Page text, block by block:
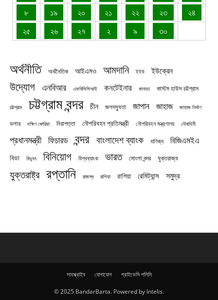
৮
১৯ ২০ ২১ ২২ ২৩
২৪
২৫
২৬ ২৭ ২ ৯ ৩০
অর্থনীতি অর্থনৈতিক আইএমও আমদানি ইইউ ইউক্রেন
উদ্যোগ এনবিআর এফবিসিসিআই কনটেইনার কানাডা কাস্টম হাউস চট্টগ্রাম
চট্টগ্রাম চট্টগ্রাম বন্দর চীন জলদস্যুতা জাপান জাহাজ জাহাজ নির্মাণ
ডলার দক্ষিণ কোরিয়া নিরাপত্তা নৌপরিবহন প্রতিমন্ত্রী নৌপরিবহন মন্ত্রণালয় নৌবাহিনী
প্রধানমন্ত্রী ফিচারড বন্দর বাংলাদেশ ব্যাংক বাণিজ্য বিজিএমইএ
বিডা বিদ্যুৎ বিনিয়োগ বিশ্বব্যাংক ভারত মোংলা বন্দর যুক্তরাজ্য
যুক্তরাষ্ট্র রপ্তানি রাজস্ব রাশিয়া রাশিয়া রেমিট্যান্স সমুদ্র
সাবস্ক্রাইব যোগাযোগ প্রাইভেসি পলিসি
© 2025 BandarBarta. Powered by Intelis.